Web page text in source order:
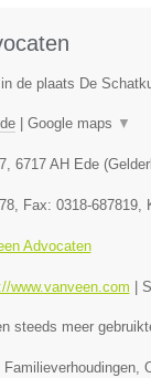
de plaats De
| Google maps ▼
, 6717 AH Ede(
, Fax: 0318-687819,
Advocaten
www.vanveen.com
steeds meer